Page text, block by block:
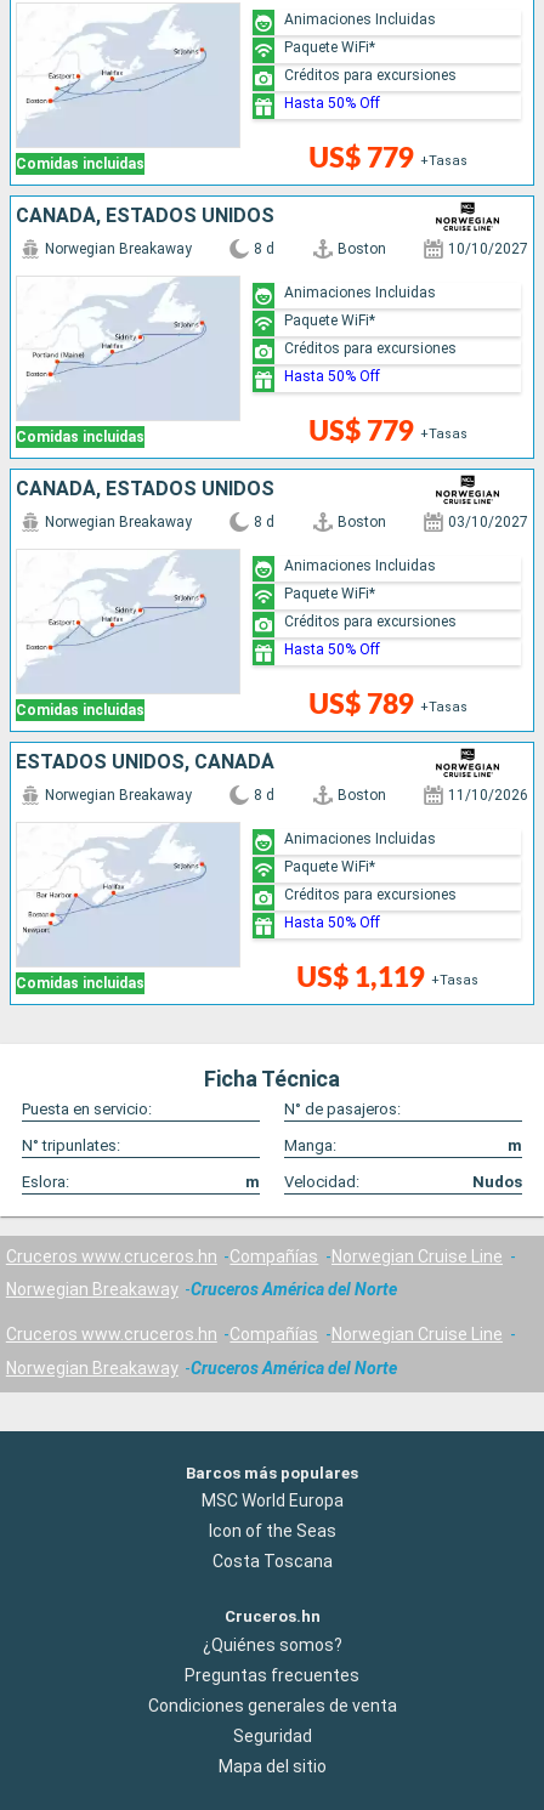
Comidas incluidas US$ 779 +Tasas
Animaciones Incluidas
Paquete WiFi*
Créditos para excursiones
Hasta 50% Off
CANADÁ, ESTADOS UNIDOS
Comidas incluidas
Norwegian Breakaway 8 d Boston 10/10/2027
US$ 779 +Tasas
Animaciones Incluidas
Paquete WiFi*
Créditos para excursiones
Hasta 50% Off
CANADÁ, ESTADOS UNIDOS
Comidas incluidas
Norwegian Breakaway 8 d Boston 03/10/2027
US$ 789 +Tasas
Animaciones Incluidas
Paquete WiFi*
Créditos para excursiones
Hasta 50% Off
ESTADOS UNIDOS, CANADÁ
Comidas incluidas
Norwegian Breakaway 8 d Boston 11/10/2026
US$ 1,119 +Tasas
Animaciones Incluidas
Paquete WiFi*
Créditos para excursiones
Hasta 50% Off
Ficha Técnica
Puesta en servicio:
N° de pasajeros:
N° tripunlates:
Manga:
m
Eslora:
m Velocidad: Nudos
Cruceros www.cruceros.hn Compañías
Norwegian Cruise Line
Norwegian Breakaway
Cruceros América del Norte
Cruceros www.cruceros.hn Compañías
Norwegian Cruise Line
Norwegian Breakaway
Cruceros América del Norte
Barcos más populares
MSC World Europa
Icon of the Seas
Costa Toscana
Cruceros.hn
¿Quiénes somos?
Preguntas frecuentes
Condiciones generales de venta
Seguridad
Mapa del sitio